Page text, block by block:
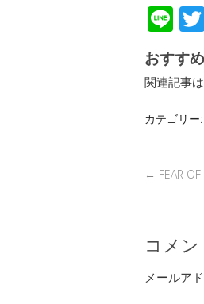
Li
n
e
おすす
関連記事
カテゴリー:
← FEAR
コメ
メールア